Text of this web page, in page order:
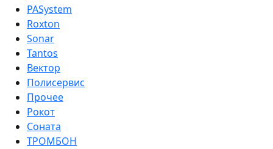
PASystem
Roxton
Sonar
Tantos
Вектор
Полисервис
Прочее
Рокот
Соната
ТРОМБОН